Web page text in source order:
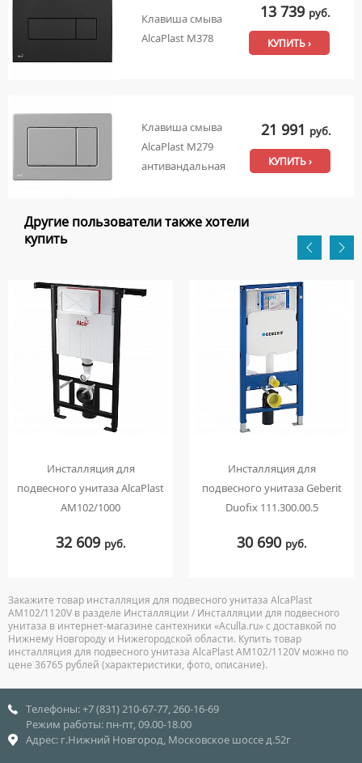
Клавиша смыва
AlcaPlast M378
13 739 руб.
КУПИТЬ ›
Клавиша смыва
AlcaPlast M279
антивандальная
21 991 руб.
КУПИТЬ ›
Другие пользователи также хотели
купить
Инсталляция для
подвесного унитаза AlcaPlast
AM102/1000
32 609 руб.
Инсталляция для
подвесного унитаза Geberit
Duofix 111.300.00.5
30 690 руб.
Закажите товар инсталляция для подвесного унитаза AlcaPlast
AM102/1120V в разделе Инсталляции / Инсталляции для подвесного
унитаза в интернет-магазине сантехники «Aculla.ru» с доставкой по
Нижнему Новгороду и Нижегородской области. Купить товар
инсталляция для подвесного унитаза AlcaPlast AM102/1120V можно по
цене 36765 рублей (характеристики, фото, описание).
Телефоны: +7 (831) 210-67-77, 260-16-69
Режим работы: пн-пт, 09.00-18.00
Адрес: г.Нижний Новгород, Московское шоссе д.52г